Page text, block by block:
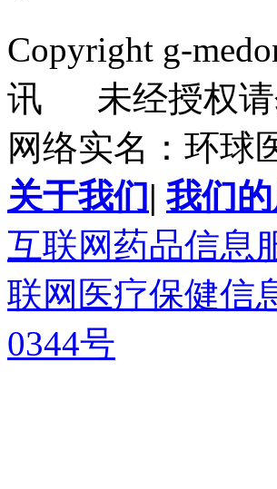
Copyright g-
讯 未经授权请
网络实名：环球
关于我们 | 我们
互联网药品信息
联网医疗保健信
0344号